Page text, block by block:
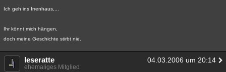
Lesenswert Schlüsselwörter
Ich geh ins Irrenhaus,...
Ihr könnt mich hängen,
doch meine Geschichte stirbt nie.
leseratte 04.03.2006 um 20:14
ehemaliges Mitglied